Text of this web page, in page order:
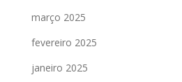
março 2025
fevereiro 2025
janeiro 2025